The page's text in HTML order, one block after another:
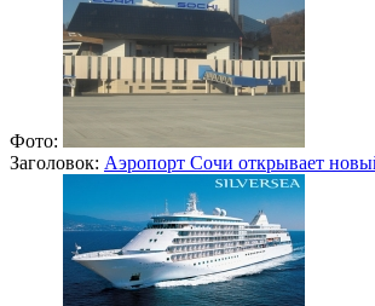
Фото:
Заголовок: Аэропорт Сочи открывает